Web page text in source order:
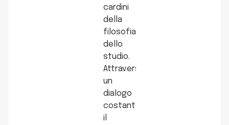
cardini
della
filosofia
dello
studio.
Attraverso
un
dialogo
costante,
il